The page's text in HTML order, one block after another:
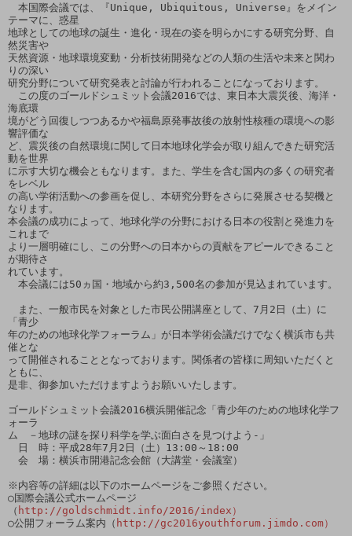
本国際会議では、『Unique, Ubiquitous, Universe』をメイン
テーマに、惑星
地球としての地球の誕生・進化・現在の姿を明らかにする研究分野、自
然災害や
天然資源・地球環境変動・分析技術開発などの人類の生活や未来と関わ
りの深い
研究分野について研究発表と討論が行われることになっております。
この度のゴールドシュミット会議2016では、東日本大震災後、海洋・
海底環
境がどう回復しつつあるかや福島原発事故後の放射性核種の環境への影
響評価な
ど、震災後の自然環境に関して日本地球化学会が取り組んできた研究活
動を世界
に示す大切な機会ともなります。また、学生を含む国内の多くの研究者
をレベル
の高い学術活動への参画を促し、本研究分野をさらに発展させる契機と
なります。
本会議の成功によって、地球化学の分野における日本の役割と発進力を
これまで
より一層明確にし、この分野への日本からの貢献をアピールできること
が期待さ
れています。
本会議には50ヵ国・地域から約3,500名の参加が見込まれています。
また、一般市民を対象とした市民公開講座として、7月2日（土）に
「青少
年のための地球化学フォーラム」が日本学術会議だけでなく横浜市も共
催とな
って開催されることとなっております。関係者の皆様に周知いただくと
ともに、
是非、御参加いただけますようお願いいたします。
ゴールドシュミット会議2016横浜開催記念「青少年のための地球化学フ
ォーラ
ム　－地球の謎を探り科学を学ぶ面白さを見つけよう-」
日　時：平成28年7月2日（土）13:00～18:00
会　場：横浜市開港記念会館（大講堂・会議室）
※内容等の詳細は以下のホームページをご参照ください。
○国際会議公式ホームページ
（ http://goldschmidt.info/2016/index）
○公開フォーラム案内（ http://gc2016youthforum.jimdo.com）